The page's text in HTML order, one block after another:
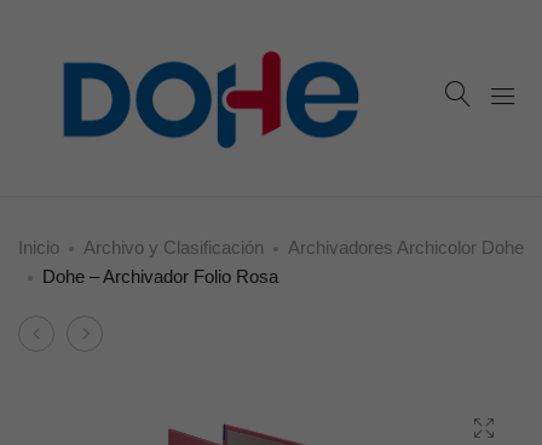
Inicio Archivo y Clasificación
Archivadores Archicolor Dohe
Dohe – Archivador Folio Rosa
Product
Dohe
Dohe